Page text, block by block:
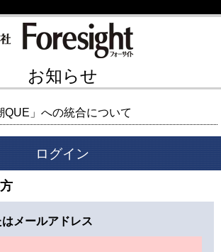
お知らせ
QUE」への統合について
ログイン
メールアドレス